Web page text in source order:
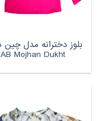
AB Mojhan Dukht